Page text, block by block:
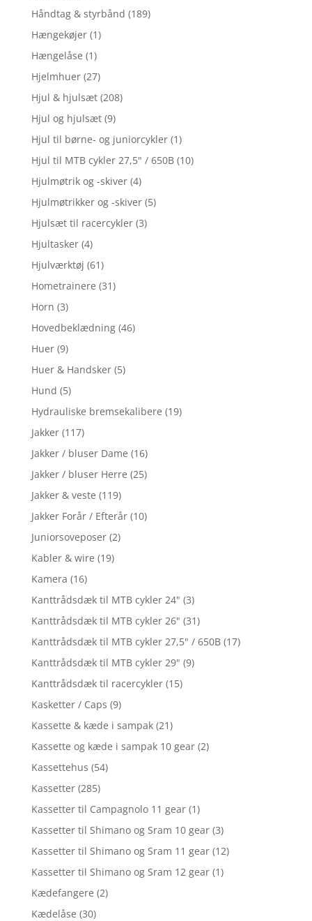
Håndtag & styrbånd (189)
Hængekøjer (1)
Hængelåse (1)
Hjelmhuer (27)
Hjul & hjulsæt (208)
Hjul og hjulsæt (9)
Hjul til børne- og juniorcykler (1)
Hjul til MTB cykler 27,5" / 650B (10)
Hjulmøtrik og -skiver (4)
Hjulmøtrikker og -skiver (5)
Hjulsæt til racercykler (3)
Hjultasker (4)
Hjulværktøj (61)
Hometrainere (31)
Horn (3)
Hovedbeklædning (46)
Huer (9)
Huer & Handsker (5)
Hund (5)
Hydrauliske bremsekalibere (19)
Jakker (117)
Jakker / bluser Dame (16)
Jakker / bluser Herre (25)
Jakker & veste (119)
Jakker Forår / Efterår (10)
Juniorsoveposer (2)
Kabler & wire (19)
Kamera (16)
Kanttrådsdæk til MTB cykler 24" (3)
Kanttrådsdæk til MTB cykler 26" (31)
Kanttrådsdæk til MTB cykler 27,5" / 650B (17)
Kanttrådsdæk til MTB cykler 29" (9)
Kanttrådsdæk til racercykler (15)
Kasketter / Caps (9)
Kassette & kæde i sampak (21)
Kassette og kæde i sampak 10 gear (2)
Kassettehus (54)
Kassetter (285)
Kassetter til Campagnolo 11 gear (1)
Kassetter til Shimano og Sram 10 gear (3)
Kassetter til Shimano og Sram 11 gear (12)
Kassetter til Shimano og Sram 12 gear (1)
Kædefangere (2)
Kædelåse (30)